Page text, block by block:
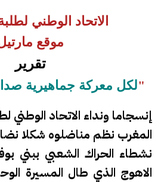
الاتحاد الوطني
موقع
تقرير
"لكل معركة جماهيرية
إنسجاما ونداء الاتحاد الوطني
المغرب نظم مناضلوه شكلا
نشطاء الحراك الشعبي ببني
الاهوج الذي طال المسيرة